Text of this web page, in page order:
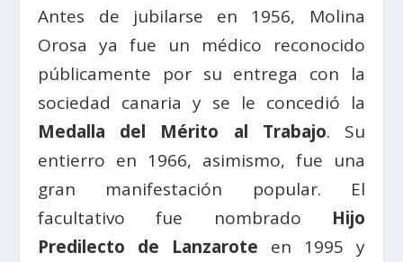
Antes de jubilarse en 1956, Molina
Orosa ya fue un médico reconocido
públicamente por su entrega con la
sociedad canaria y se le concedió la
Medalla del Mérito al Trabajo. Su
entierro en 1966, asimismo, fue una
gran manifestación popular. El
facultativo fue nombrado Hijo
Predilecto de Lanzarote en 1995 y